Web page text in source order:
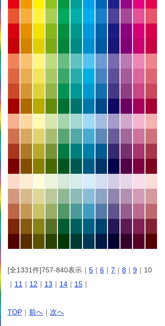
[全1331件]757-840表示｜ 5 ｜ 6 ｜ 7 ｜ 8 ｜ 9 ｜10
｜ 11 ｜ 12 ｜ 13 ｜ 14 ｜ 15 ｜
TOP ｜ 前へ ｜ 次へ